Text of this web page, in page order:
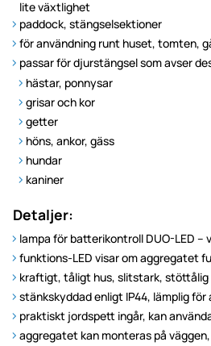
lite växtlighet
paddock, stängselsektioner
för användning runt huset, tomten,
passar för djurstängsel som avser
hästar, ponnysar
grisar och kor
getter
höns, ankor, gäss
hundar
kaniner
Detaljer:
lampa för batterikontroll DUO-LED –
funktions-LED visar om aggregatet
kraftigt, tåligt hus, slitstark, stöttålig
stänkskyddad enligt IP44, lämplig
praktiskt jordspett ingår, kan
aggregatet kan monteras på